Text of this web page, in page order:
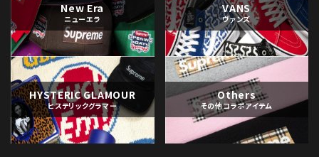
New Era
ニューエラ
VANS
ヴァンズ
HYSTERIC GLAMOUR
ヒステリックグラマー
Others
その他コラボアイテム